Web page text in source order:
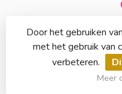
©
Door het gebruiken
met het gebruik van
verbeteren.
Meer